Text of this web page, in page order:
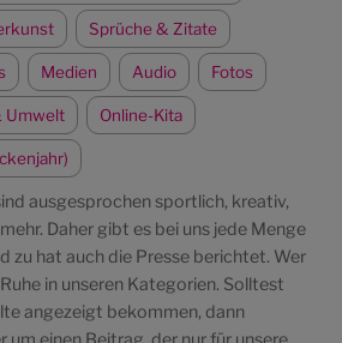
Sprüche & Zitate
Medien Audio Fotos
Umwelt Online-Kita
ausgesprochen sportlich, kreativ,
Daher gibt es bei uns jede Menge
zu hat auch die Presse berichtet. Wer
in unseren Kategorien. Solltest
angezeigt bekommen, dann